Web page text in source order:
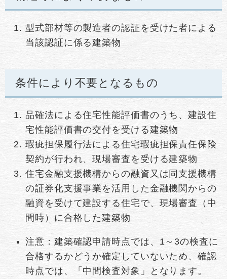
型式部材等の製造者の認証を受けた者による
当該認証に係る建築物
条件により不要となるもの
品確法による住宅性能評価書のうち、建設住
宅性能評価書の交付を受ける建築物
瑕疵担保履行法による住宅瑕疵担保責任保険
契約が行われ、現場審査を受ける建築物
住宅金融支援機構からの融資又は同支援機構
の証券化支援事業を活用した金融機関からの
融資を受けて建設する住宅で、現場審査（中
間時）に合格した建築物
注意：建築確認申請時点では、1～3の検査に
合格するかどうか確定していないため、確認
時点では、「中間検査対象」となります。